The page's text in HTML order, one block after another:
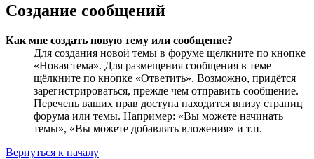
Создание сообщений
Как мне создать новую тему или сообщение?
Для создания новой темы в форуме щёлкните по кнопке
«Новая тема». Для размещения сообщения в теме
щёлкните по кнопке «Ответить». Возможно, придётся
зарегистрироваться, прежде чем отправить сообщение.
Перечень ваших прав доступа находится внизу страниц
форума или темы. Например: «Вы можете начинать
темы», «Вы можете добавлять вложения» и т.п.
Вернуться к началу